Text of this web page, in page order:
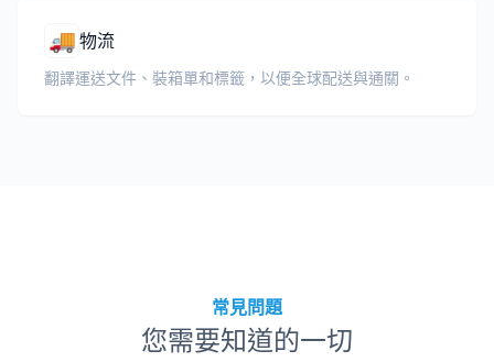
🚚物流
翻譯運送文件、裝箱單和標籤，以便全球配送與通關。
常見問題
您需要知道的一切